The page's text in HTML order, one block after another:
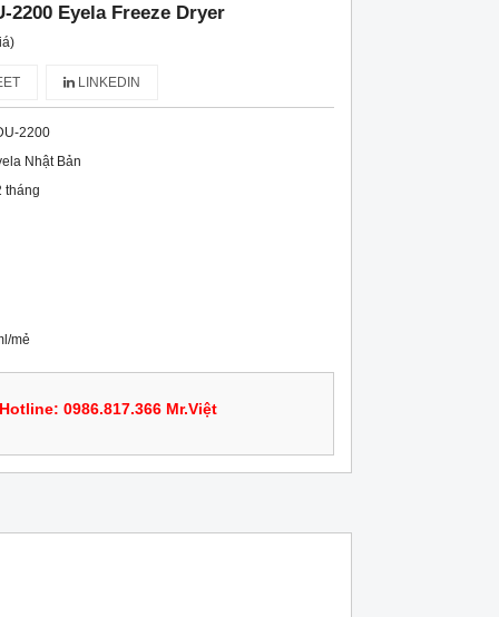
2200 Eyela Freeze Dryer
LINKEDIN
2200
Nhật Bản
tháng
mẻ
Hotline: 0986.817.366 Mr.Việt